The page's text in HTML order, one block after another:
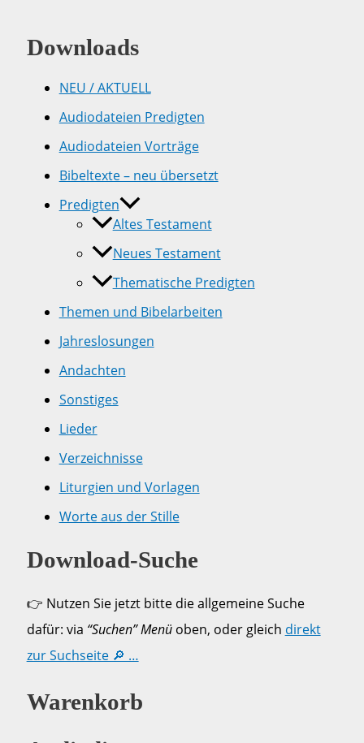
Downloads
NEU / AKTUELL
Audiodateien Predigten
Audiodateien Vorträge
Bibeltexte – neu übersetzt
Predigten
Altes Testament
Neues Testament
Thematische Predigten
Themen und Bibelarbeiten
Jahreslosungen
Andachten
Sonstiges
Lieder
Verzeichnisse
Liturgien und Vorlagen
Worte aus der Stille
Download-Suche
👉 Nutzen Sie jetzt bitte die allgemeine Suche
dafür: via “Suchen” Menüoben, oder gleich direkt
zur Suchseite 🔎 …
Warenkorb